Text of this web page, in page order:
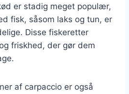
er stadig meget populær,
fisk, såsom laks og tun, er
Disse fiskeretter
friskhed, der gør dem
af carpaccio er også